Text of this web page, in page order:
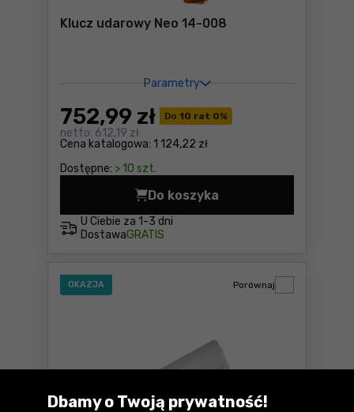
Klucz udarowy Neo 14-008
Parametry
Do 10 rat 0%
Cena katalogowa: 1 124,22 zł
752,99 zł
netto: 612,19 zł
Dostępne: > 10 szt.
U Ciebie za 1-3 dni
DostawaGRATIS
Do koszyka
Klucz udarowy Neo 14-008
OKAZJA Porównaj
Dbamy o Twoją prywatność!